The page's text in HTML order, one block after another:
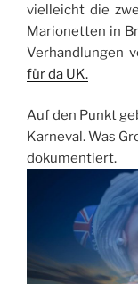
vielleicht die
Marionetten in
Verhandlungen
für da UK.
Auf den Punkt
Karneval. Was
dokumentiert.